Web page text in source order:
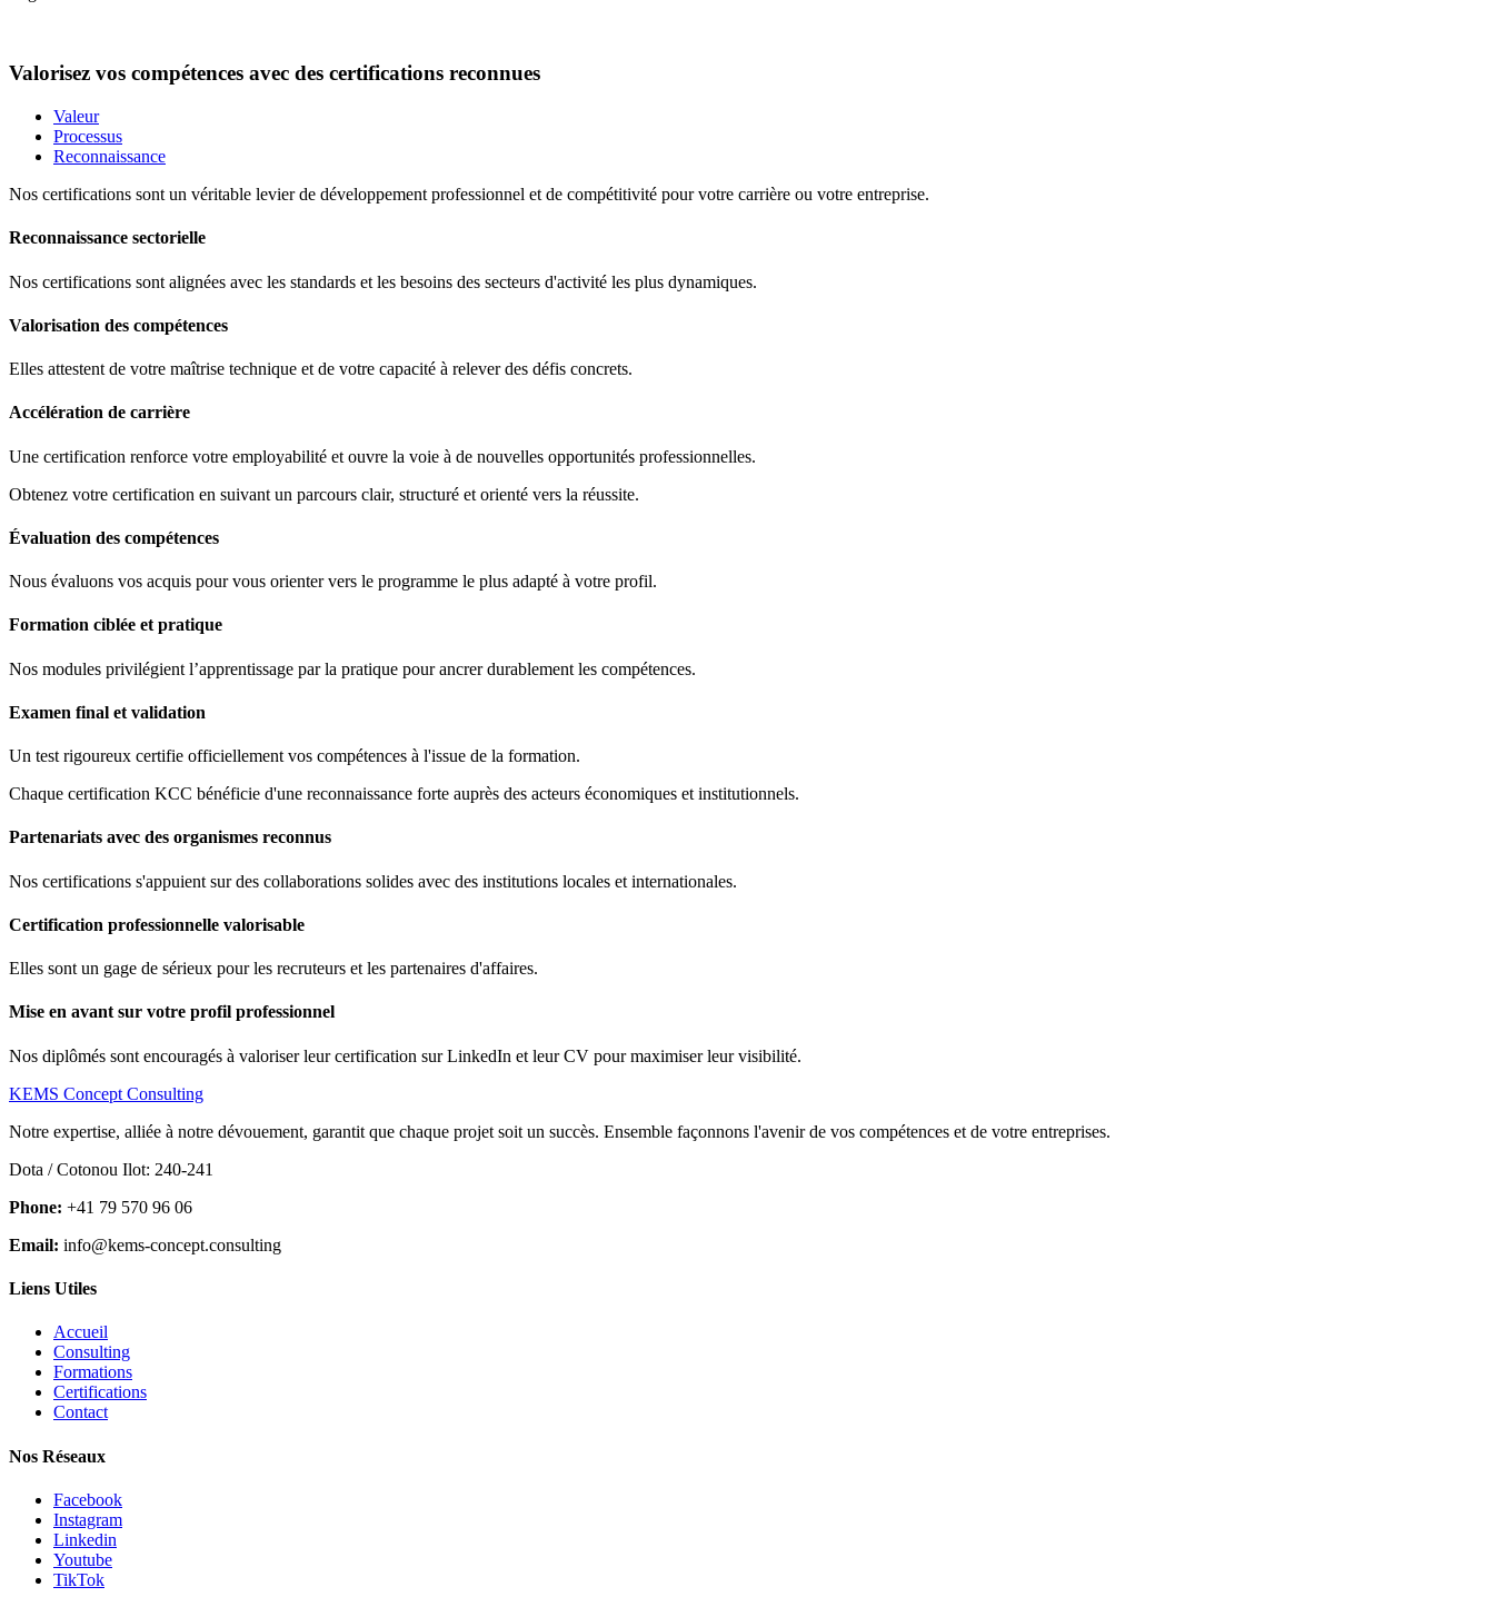
Valorisez vos compétences avec des certifications reconnues
Valeur
Processus
Reconnaissance
Nos certifications sont un véritable levier de développement professionnel et de compétitivité pour votre carrière ou votre entreprise.
Reconnaissance sectorielle
Nos certifications sont alignées avec les standards et les besoins des secteurs d'activité les plus dynamiques.
Valorisation des compétences
Elles attestent de votre maîtrise technique et de votre capacité à relever des défis concrets.
Accélération de carrière
Une certification renforce votre employabilité et ouvre la voie à de nouvelles opportunités professionnelles.
Obtenez votre certification en suivant un parcours clair, structuré et orienté vers la réussite.
Évaluation des compétences
Nous évaluons vos acquis pour vous orienter vers le programme le plus adapté à votre profil.
Formation ciblée et pratique
Nos modules privilégient l’apprentissage par la pratique pour ancrer durablement les compétences.
Examen final et validation
Un test rigoureux certifie officiellement vos compétences à l'issue de la formation.
Chaque certification KCC bénéficie d'une reconnaissance forte auprès des acteurs économiques et institutionnels.
Partenariats avec des organismes reconnus
Nos certifications s'appuient sur des collaborations solides avec des institutions locales et internationales.
Certification professionnelle valorisable
Elles sont un gage de sérieux pour les recruteurs et les partenaires d'affaires.
Mise en avant sur votre profil professionnel
Nos diplômés sont encouragés à valoriser leur certification sur LinkedIn et leur CV pour maximiser leur visibilité.
KEMS Concept Consulting
Notre expertise, alliée à notre dévouement, garantit que chaque projet soit un succès. Ensemble façonnons l'avenir de vos compétences et de votre entreprises.
Dota / Cotonou Ilot: 240-241
Phone: +41 79 570 96 06
Email: info@kems-concept.consulting
Liens Utiles
Accueil
Consulting
Formations
Certifications
Contact
Nos Réseaux
Facebook
Instagram
Linkedin
Youtube
TikTok